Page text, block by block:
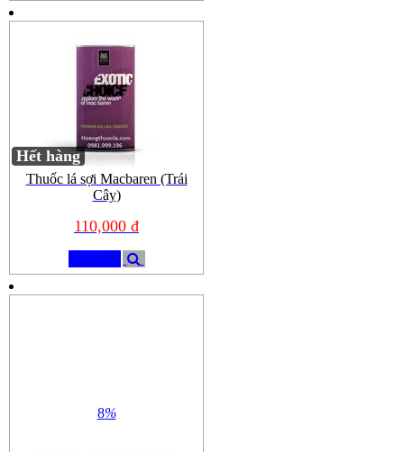
Hết hàng
Thuốc lá sợi Macbaren (Trái
Cây)
110,000 đ
8%